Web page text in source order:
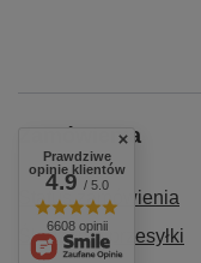
Zamówienia
Status zamówienia
Śledzenie przesyłki
Prawdziwe
opinie klientów
4.9/ 5.0
6608 opinii